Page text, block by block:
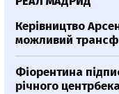
Керівництво
можливий
Фіорентина
річного